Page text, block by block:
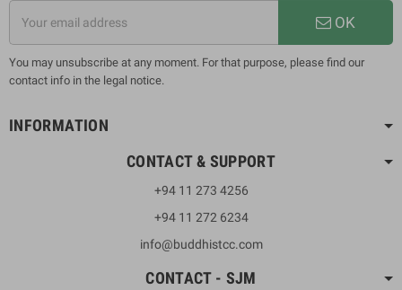
OK
You may unsubscribe at any moment. For that purpose, please find our
contact info in the legal notice.
INFORMATION
CONTACT & SUPPORT
+94 11 273 4256
+94 11 272 6234
info@buddhistcc.com
CONTACT - SJM